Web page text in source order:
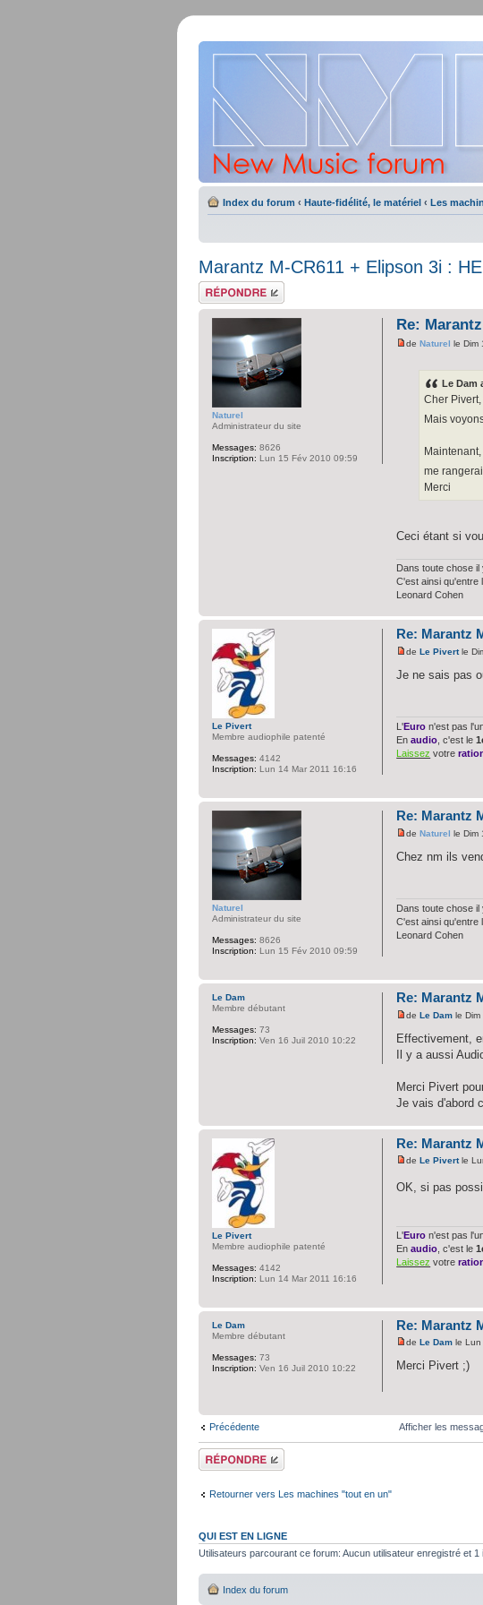
Index du forum ‹ Haute-fidélité, le matériel ‹ Les
Marantz M-CR611 + Elipson 3i :
Répondre
Re:
deNaturel le Dim
Le Dam
Cher
Mais
me
Merci
Ceci étant si
Dans toute chose il
C'est ainsi qu'entre
Leonard Cohen
Naturel
Administrateur du site
Messages: 8626
Inscription: Lun 15 Fév 2010 09:59
Re: Marantz
deLe Pivertle
Je ne sais pas
L'Euro n'est pas
Enaudio , c'est le
Laissez votre
Le Pivert
Membre audiophile patenté
Messages: 4142
Inscription: Lun 14 Mar 2011 16:16
Re: Marantz
deNaturel le Dim
Chez nm ils
Dans toute chose il
C'est ainsi qu'entre
Leonard Cohen
Naturel
Administrateur du site
Messages: 8626
Inscription: Lun 15 Fév 2010 09:59
Re: Marantz
deLe Dam le
Effectivement,
Il y a aussi
Merci Pivert
Je vais d'abord
Le Dam
Membre débutant
Messages: 73
Inscription: Ven 16 Juil 2010 10:22
Re: Marantz
de Le Pivertle
OK, si pas
L'Euro n'est pas
Enaudio , c'est le
Laissez votre
Le Pivert
Membre audiophile patenté
Messages: 4142
Inscription: Lun 14 Mar 2011 16:16
Re: Marantz
de Le Dam le
Merci Pivert ;)
Le Dam
Membre débutant
Messages: 73
Inscription: Ven 16 Juil 2010 10:22
Précédente Afficher les
Répondre
Retourner vers Les machines "tout en un"
QUI EST EN LIGNE
Utilisateurs parcourant ce forum: Aucun utilisateur enregistré et 1
Index du forum